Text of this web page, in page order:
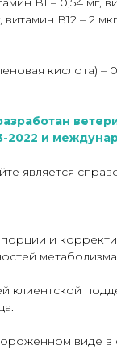
В12 – 2
кислота)
2022 и
является
и
клиентской